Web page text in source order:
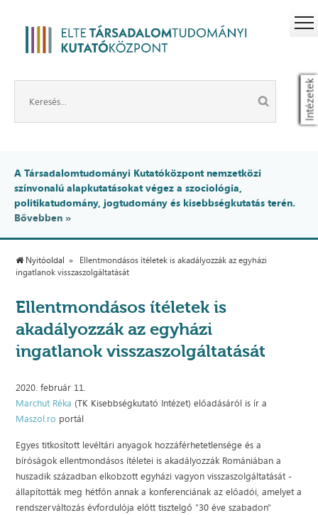
Intézetek
A Társadalomtudományi Kutatóközpont nemzetközi
színvonalú alapkutatásokat végez a szociológia,
politikatudomány, jogtudomány és kisebbségkutatás terén.
Bővebben »
Nyitóoldal
Ellentmondásos ítéletek is akadályozzák az egyházi
ingatlanok visszaszolgáltatását
Ellentmondásos ítéletek is
akadályozzák az egyházi
ingatlanok visszaszolgáltatását
2020. február 11.
Marchut Réka (TK Kisebbségkutató Intézet) előadásáról is ír a
Maszol.ro portál
Egyes titkosított levéltári anyagok hozzáférhetetlensége és a
bíróságok ellentmondásos ítéletei is akadályozzák Romániában a
huszadik században elkobzott egyházi vagyon visszaszolgáltatását -
állapították meg hétfőn annak a konferenciának az előadói, amelyet a
rendszerváltozás évfordulója előtt tisztelgő "30 éve szabadon"